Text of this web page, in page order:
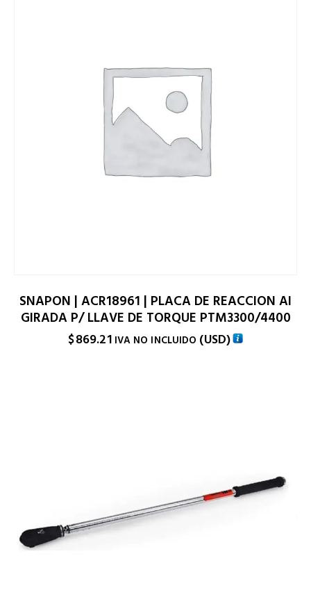
SNAPON | ACR18961 | PLACA DE REACCION AI
GIRADA P/ LLAVE DE TORQUE PTM3300/4400
$869.21 IVA NO INCLUIDO (USD)